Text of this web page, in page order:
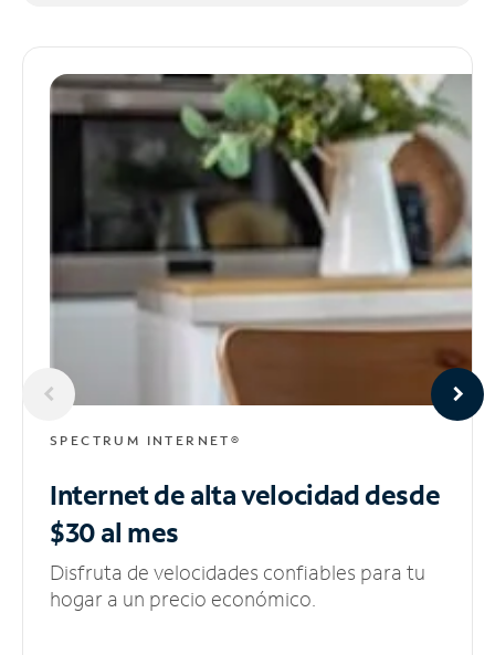
SPECTRUM INTERNET®
Internet de alta velocidaddesde
$30 al mes
Disfruta de velocidades confiables para tu
hogar a un precio económico.